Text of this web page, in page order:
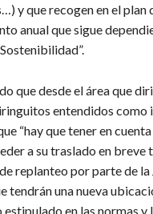
y que recogen en el plan
anual que sigue
que desde el área que
entendidos como
“hay que tener en
a su traslado en breve
replanteo por parte de la
tendrán una nueva
en las normas y